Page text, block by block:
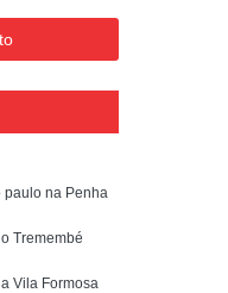
paulo na Penha
Tremembé
Vila Formosa